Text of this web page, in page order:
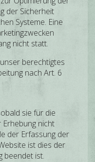
der Sicherheit
Systeme. Eine
nicht statt.
berechtigtes
nach Art. 6
sie für die
Erhebung nicht
der Erfassung der
ist dies der
beendet ist.